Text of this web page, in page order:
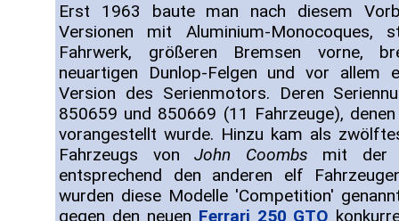
Erst 1963 baute man nach diesem
Versionen mit Aluminium-Monocoques,
Fahrwerk, größeren Bremsen vorne,
neuartigen Dunlop-Felgen und vor allem
Version des Serienmotors. Deren
850659 und 850669 (11 Fahrzeuge),
vorangestellt wurde. Hinzu kam als
Fahrzeugs von John Coombs mit der
entsprechend den anderen elf
wurden diese Modelle 'Competition'
gegen den neuen Ferrari 250 GTO